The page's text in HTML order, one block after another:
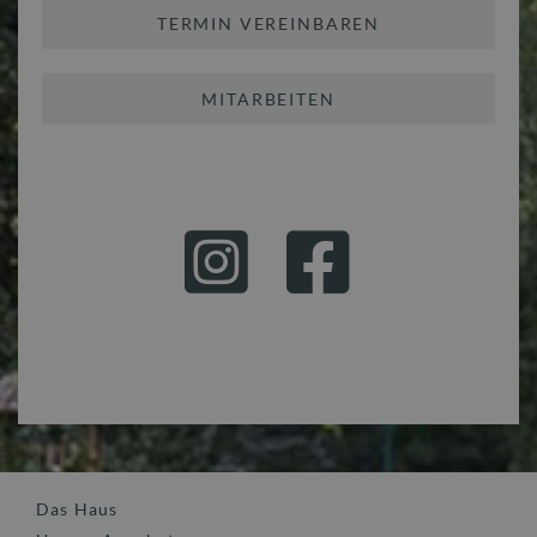
TERMIN VEREINBAREN
MITARBEITEN
Das Haus